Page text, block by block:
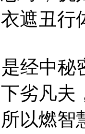
遮丑行
经中
劣凡夫
以燃智